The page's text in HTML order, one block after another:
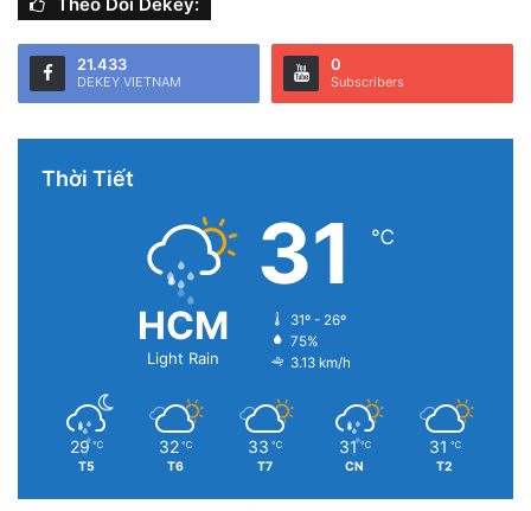
21.433
DEKEY VIETNAM
0
Subscribers
Thời Tiết
HCM
Light Rain
31 ℃
31º - 26º
75%
3.13 km/h
29 ℃
T5
32 ℃
T6
33 ℃
T7
31 ℃
CN
31 ℃
T2